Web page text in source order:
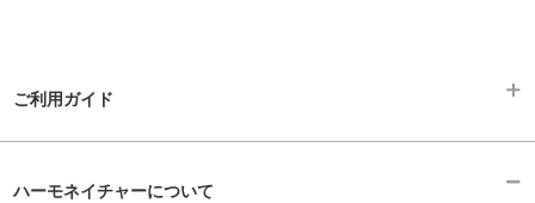
ご利用ガイド
ハーモネイチャーについて